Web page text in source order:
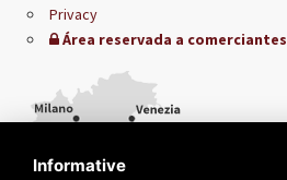
Privacy
Área reservada a comerciantes
Informative